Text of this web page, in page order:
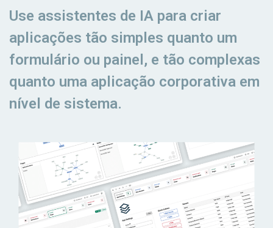
Use assistentes de IA para criar
aplicações tão simples quanto um
formulário ou painel, e tão complexas
quanto uma aplicação corporativa em
nível de sistema.